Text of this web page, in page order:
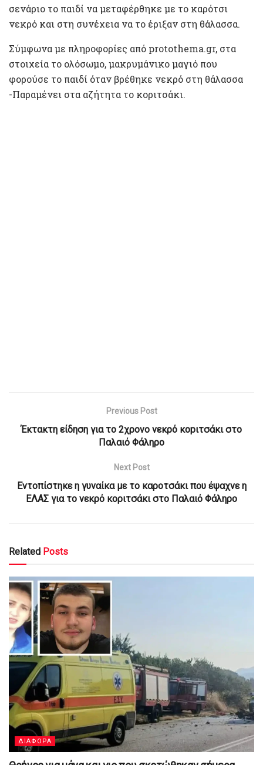
σενάριο το παιδί να μεταφέρθηκε με το καρότσι
νεκρό και στη συνέχεια να το έριξαν στη θάλασσα.
Σύμφωνα με πληροφορίες από protothema.gr, στα
στοιχεία το ολόσωμο, μακρυμάνικο μαγιό που
φορούσε το παιδί όταν βρέθηκε νεκρό στη θάλασσα
-Παραμένει στα αζήτητα το κοριτσάκι.
Previous Post
Έκτακτη είδηση για το 2χρονο νεκρό κοpιτσάκι στο
Παλαιό Φάληρο
Next Post
Εντοπίστηκε η γυναίκα με το καροτσάκι που έψαχνε η
ΕΛΑΣ για το νεκρό κοριτσάκι στο Παλαιό Φάληρο
Related Posts
ΔΙΑΦΟΡΑ